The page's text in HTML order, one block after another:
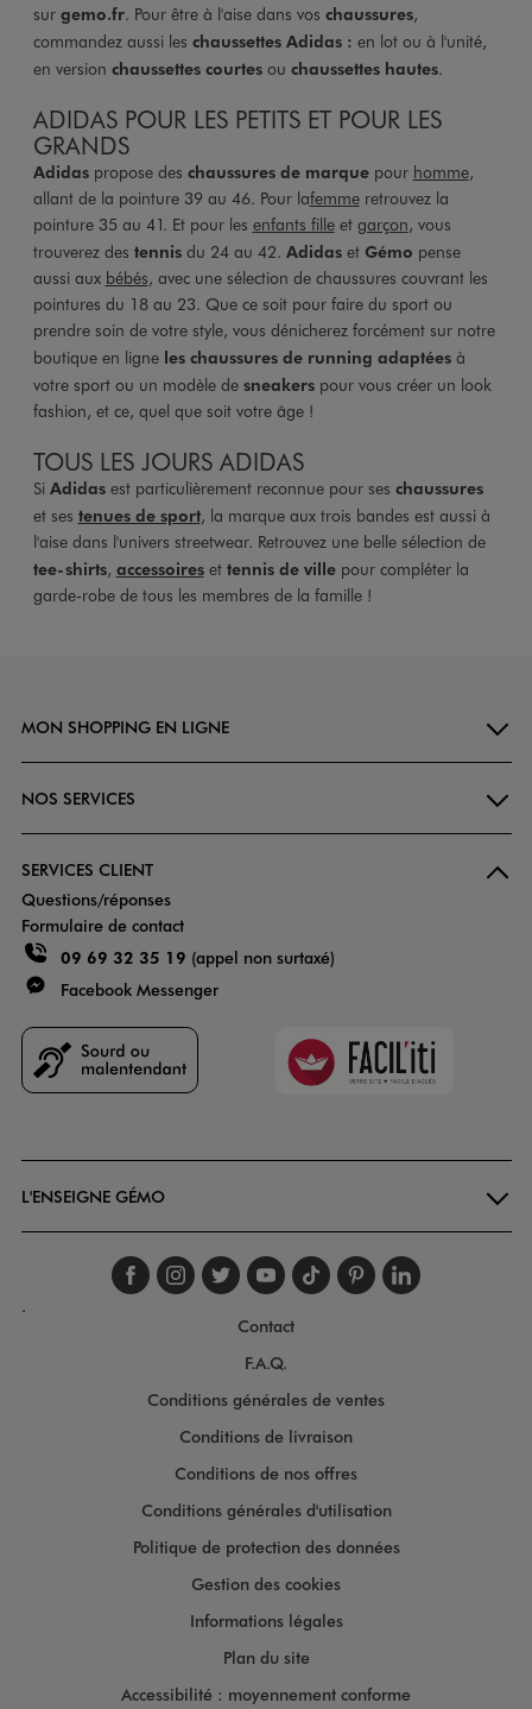
sur gemo.fr. Pour être à l'aise dans vos chaussures,
commandez aussi les chaussettes Adidas : en lot ou à l'unité,
en version chaussettes courtesou chaussettes hautes.
ADIDAS POUR LES PETITS ET POUR LES
GRANDS
Adidaspropose des chaussures de marquepour homme,
allant de la pointure 39 au 46. Pour lafemmeretrouvez la
pointure 35 au 41. Et pour les enfants filleet garçon, vous
trouverez des tennisdu 24 au 42. Adidaset Gémo pense
aussi aux bébés, avec une sélection de chaussures couvrant les
pointures du 18 au 23. Que ce soit pour faire du sport ou
prendre soin de votre style, vous dénicherez forcément sur notre
boutique en ligne les chaussures de running adaptéesà
votre sport ou un modèle de sneakerspour vous créer un look
fashion, et ce, quel que soit votre âge !
TOUS LES JOURS ADIDAS
Si Adidasest particulièrement reconnue pour ses chaussures
et ses tenues de sport, la marque aux trois bandes est aussi à
l'aise dans l'univers streetwear. Retrouvez une belle sélection de
tee-shirts, accessoireset tennis de villepour compléter la
garde-robe de tous les membres de la famille !
MON SHOPPING EN LIGNE
NOS SERVICES
SERVICES CLIENT
Questions/réponses
Formulaire de contact
09 69 32 35 19 (appel non surtaxé)
Facebook Messenger
Faciliti
L'ENSEIGNE GÉMO
Suivez-nous sur
Suivez-nous sur
Suivez-nous sur
Suivez-nous
Suivez-nous
Suivez-
.
Contact
F.A.Q.
Conditions générales de ventes
Conditions de livraison
Conditions de nos offres
Conditions générales d'utilisation
Politique de protection des données
Gestion des cookies
Informations légales
Plan du site
Accessibilité : moyennement conforme